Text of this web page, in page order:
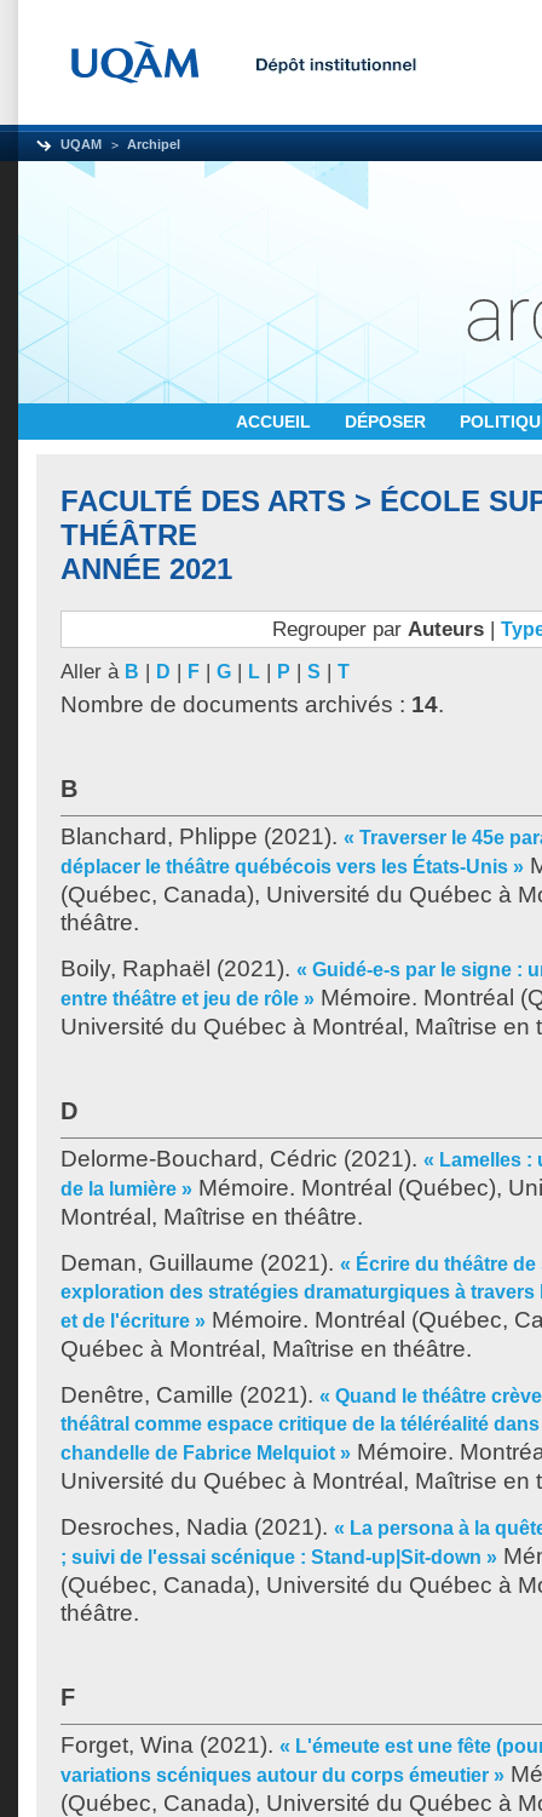
UQAM Archipel
ACCUEIL DÉPOSER
FACULTÉ DES ARTS > ÉCOLE
THÉÂTRE
ANNÉE 2021
Regrouper par Auteurs|
Aller à B | D | F | G | L | P | S | T
Nombre de documents archivés : 14.
B
Blanchard, Phlippe (2021). « Traverser le 45e
déplacer le théâtre québécois vers les États-Unis »
(Québec, Canada), Université du Québec à
théâtre.
Boily, Raphaël (2021). « Guidé-e-s par le signe :
entre théâtre et jeu de rôle » Mémoire. Montréal
Université du Québec à Montréal, Maîtrise en
D
Delorme-Bouchard, Cédric (2021). « Lamelles :
de la lumière » Mémoire. Montréal (Québec),
Montréal, Maîtrise en théâtre.
Deman, Guillaume (2021). « Écrire du théâtre
exploration des stratégies dramaturgiques à travers
et de l'écriture » Mémoire. Montréal (Québec,
Québec à Montréal, Maîtrise en théâtre.
Denêtre, Camille (2021). « Quand le théâtre
théâtral comme espace critique de la téléréalité
chandelle de Fabrice Melquiot » Mémoire.
Université du Québec à Montréal, Maîtrise en
Desroches, Nadia (2021). « La persona à la
; suivi de l'essai scénique : Stand-up|Sit-down »
(Québec, Canada), Université du Québec à
théâtre.
F
Forget, Wina (2021). « L'émeute est une fête
variations scéniques autour du corps émeutier »
(Québec, Canada), Université du Québec à